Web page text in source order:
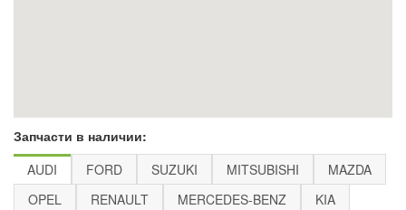
Запчасти в наличии:
AUDI
FORD SUZUKI MITSUBISHI
MAZDA
OPEL
RENAULT MERCEDES-BENZ
KIA